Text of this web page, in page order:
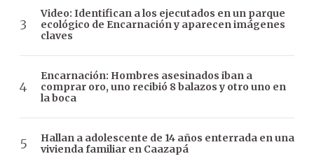
Video: Identifican a los ejecutados en un parque
ecológico de Encarnación y aparecen imágenes
claves
Encarnación: Hombres asesinados iban a
comprar oro, uno recibió 8 balazos y otro uno en
la boca
Hallan a adolescente de 14 años enterrada en una
vivienda familiar en Caazapá